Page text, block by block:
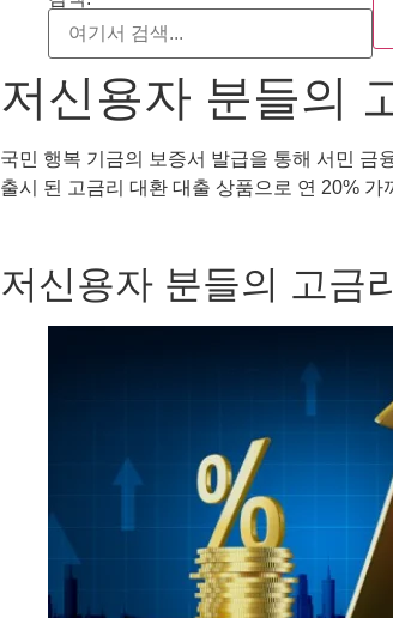
저신용자 분들의
국민 행복 기금의 보증서 발급을 통해 서민 금
출시 된 고금리 대환 대출 상품으로 연 20%
저신용자 분들의 고금